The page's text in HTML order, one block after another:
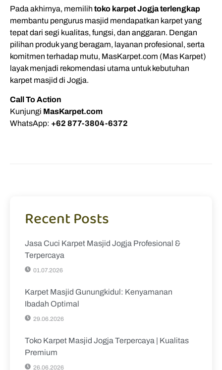
Pada akhirnya, memilih toko karpet Jogja terlengkap
membantu pengurus masjid mendapatkan karpet yang
tepat dari segi kualitas, fungsi, dan anggaran. Dengan
pilihan produk yang beragam, layanan profesional, serta
komitmen terhadap mutu, MasKarpet.com (Mas Karpet)
layak menjadi rekomendasi utama untuk kebutuhan
karpet masjid di Jogja.
Call To Action
Kunjungi MasKarpet.com
WhatsApp: +62 877-3804-6372
Recent Posts
Jasa Cuci Karpet Masjid Jogja Profesional &
Terpercaya
01.07.2026
Karpet Masjid Gunungkidul: Kenyamanan
Ibadah Optimal
29.06.2026
Toko Karpet Masjid Jogja Terpercaya | Kualitas
Premium
26.06.2026